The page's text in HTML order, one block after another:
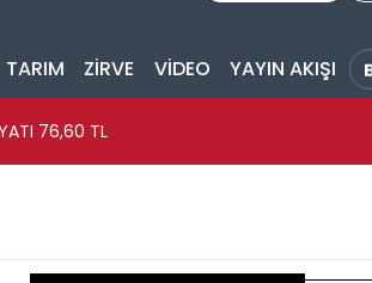
TARIM ZİRVE VİDEO YAYIN AKIŞI
76,60 TL